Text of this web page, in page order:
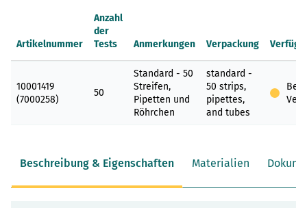
Artikelnummer
Anzahl
der
Tests
Anmerkungen Verpackung
10001419
(7000258)
50
Standard - 50
Streifen,
Pipetten und
Röhrchen
standard -
50 strips,
pipettes,
and tubes
Beschreibung & Eigenschaften Materialien